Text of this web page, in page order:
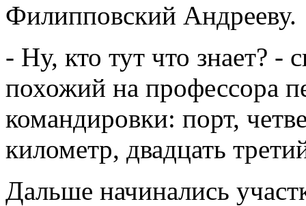
Филипповский Андрееву.
- Ну, кто тут что знает? -
похожий на профессора
командировки: порт,
километр, двадцать
Дальше начинались